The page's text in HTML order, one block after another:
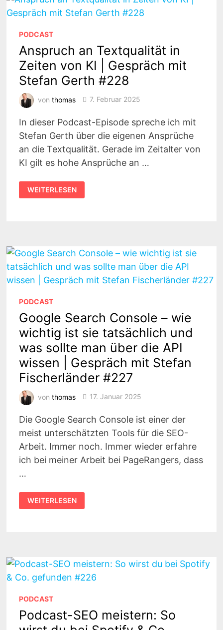
PODCAST
Anspruch an Textqualität in
Zeiten von KI | Gespräch mit
Stefan Gerth #228
von thomas 7. Februar 2025
In dieser Podcast-Episode spreche ich mit
Stefan Gerth über die eigenen Ansprüche
an die Textqualität. Gerade im Zeitalter von
KI gilt es hohe Ansprüche an …
ANSPRUCH
AN
TEXTQUALITÄT
MIT
STEFAN
GERTH
#228
WEITERLESEN
PODCAST
Google Search Console – wie
wichtig ist sie tatsächlich und
was sollte man über die API
wissen | Gespräch mit Stefan
Fischerländer #227
von thomas 17. Januar 2025
Die Google Search Console ist einer der
meist unterschätzten Tools für die SEO-
Arbeit. Immer noch. Immer wieder erfahre
ich bei meiner Arbeit bei PageRangers, dass
…
GOOGLE
SEARCH
CONSOLE
UND
WAS
SOLLTE
MAN
DIE
API
WISSEN
|
GESPRÄCH
WEITERLESEN
PODCAST
Podcast-SEO meistern: So